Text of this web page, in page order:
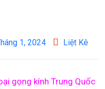
1, 2024 Liệt Kê
gọng kính Trung Quốc